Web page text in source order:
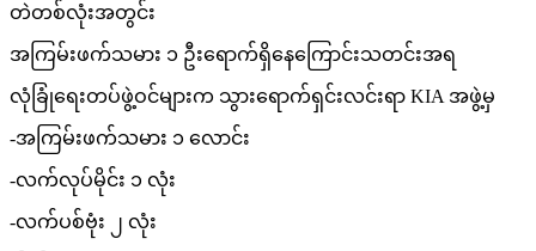
တဲတစ်လုံးအတွင်း
အကြမ်းဖက်သမား ၁ ဦးရောက်ရှိနေကြောင်းသတင်းအရ
လုံခြုံရေးတပ်ဖွဲ့ဝင်များက သွားရောက်ရှင်းလင်းရာ KIA အဖွဲ့မှ
-အကြမ်းဖက်သမား ၁ လောင်း
-လက်လုပ်မိုင်း ၁ လုံး
-လက်ပစ်ဗုံး ၂ လုံး